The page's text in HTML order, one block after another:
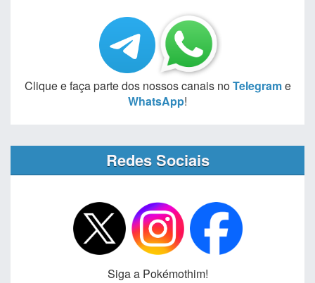
Clique e faça parte dos nossos canais noTelegrame
WhatsApp!
Redes Sociais
Siga a Pokémothim!